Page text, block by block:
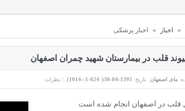
» اخبار » اخبار پزشکی
پیوند قلب در بیمارستان شهید چمران اصفهان
مای اصفهان تاریخ: 1395-04-30(
624-1--1014
)
|